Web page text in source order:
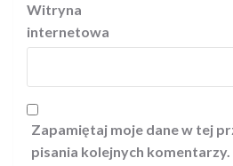
Witryna
internetowa
Zapamiętaj moje dane w tej
pisania kolejnych komentarzy.